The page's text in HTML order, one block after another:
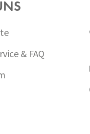
& FAQ